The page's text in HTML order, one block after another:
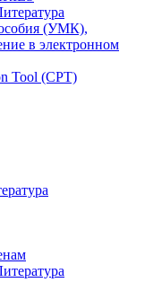
(УМК),
в электронном
Tool (CPT)